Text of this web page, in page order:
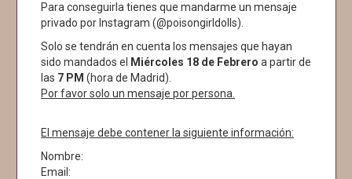
Para conseguirla tienes que mandarme un mensaje
privado por Instagram (@poisongirldolls).
Solo se tendrán en cuenta los mensajes que hayan
sido mandados el
Miércoles 18 de Febrero a partir de
las 7 PM (hora de Madrid).
Por favor solo un mensaje por persona.
El mensaje debe contener la siguiente información:
Nombre:
Email: